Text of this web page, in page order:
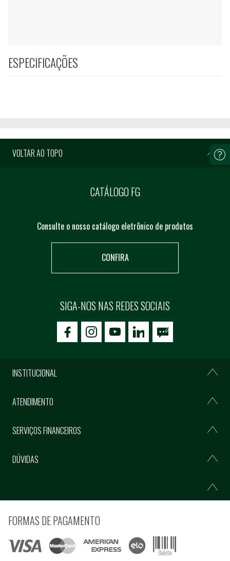
ESPECIFICAÇÕES
VOLTAR AO TOPO
CATÁLOGO FG
Consulte o nosso catálogo eletrônico de produtos
CONFIRA
SIGA-NOS NAS REDES SOCIAIS
icon-facebookicon-social02icon-social03
INSTITUCIONAL
ATENDIMENTO
SERVIÇOS FINANCEIROS
DÚVIDAS
FORMAS DE PAGAMENTO